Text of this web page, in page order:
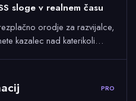
sloge v realnem času
orodje za razvijalce,
kazalec nad katerikoli…
PRO